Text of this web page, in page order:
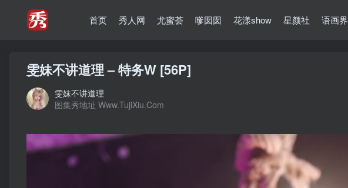
首页 秀人网 尤蜜荟 嗲囡囡 花漾show 星颜社 语画界
雯妹不讲道理 – 特务W [56P]
雯妹不讲道理
图集秀地址 Www.TujiXiu.Com